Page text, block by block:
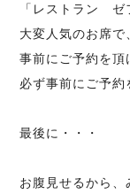
「レストラン ゼ
大変人気のお席
事前にご予約を
必ず事前にご予約
最後に・・・
お腹見せるから、